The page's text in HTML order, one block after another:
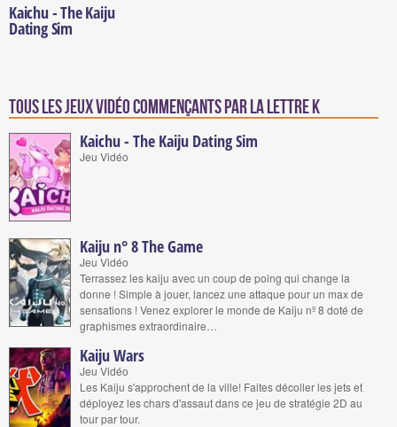
Kaichu - The Kaiju
Dating Sim
Tous les jeux vidéo commençants par la lettre K
Kaichu - The Kaiju Dating Sim
Jeu Vidéo
Kaiju n° 8 The Game
Jeu Vidéo
Terrassez les kaiju avec un coup de poing qui change la
donne ! Simple à jouer, lancez une attaque pour un max de
sensations ! Venez explorer le monde de Kaiju nº 8 doté de
graphismes extraordinaire…
Kaiju Wars
Jeu Vidéo
Les Kaiju s'approchent de la ville! Faites décoller les jets et
déployez les chars d'assaut dans ce jeu de stratégie 2D au
tour par tour.